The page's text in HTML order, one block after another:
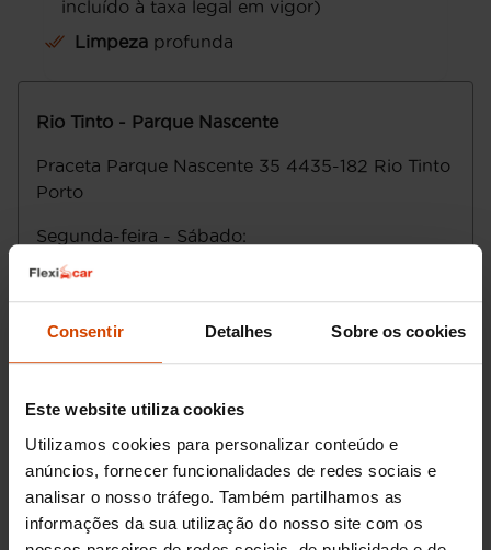
Consentir Detalhes Sobre os cookies
Este website utiliza cookies
Utilizamos cookies para personalizar conteúdo e
anúncios, fornecer funcionalidades de redes sociais e
analisar o nosso tráfego. Também partilhamos as
informações da sua utilização do nosso site com os
incluído à taxa legal em vigor)
Limpeza profunda
Rio Tinto - Parque Nascente
Praceta Parque Nascente 35 4435-182 Rio Tinto
Porto
Segunda-feira - Sábado:
Domingo
Email:parquenascente@flexicar.pt